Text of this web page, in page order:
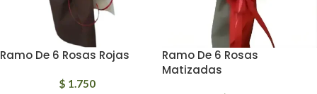
Ramo De 6 Rosas Rojas
$ 1.750
Ramo De 6 Rosas
Matizadas